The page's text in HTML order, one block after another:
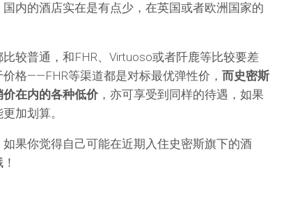
内的酒店实在是有点少，在英国或者欧洲国家的
较普通，和FHR、Virtuoso或者阡鹿等比较要差
格——FHR等渠道都是对标最优弹性价， 而史密斯
在内的各种低价，亦可享受到同样的待遇，如果
加划算。
果你觉得自己可能在近期入住史密斯旗下的酒